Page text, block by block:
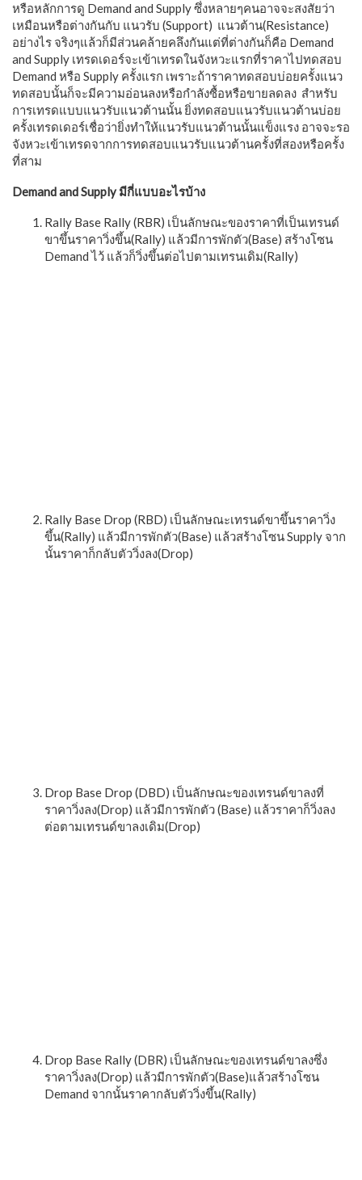
หรือหลักการดู Demand and Supply ซึ่งหลายๆคนอาจจะสงสัยว่า
เหมือนหรือต่างกันกับ แนวรับ (Support) แนวต้าน(Resistance)
อย่างไร จริงๆแล้วก็มีส่วนคล้ายคลึงกันแต่ที่ต่างกันก็คือ Demand
and Supply เทรดเดอร์จะเข้าเทรดในจังหวะแรกที่ราคาไปทดสอบ
Demand หรือ Supply ครั้งแรก เพราะถ้าราคาทดสอบบ่อยครั้งแนว
ทดสอบนั้นก็จะมีความอ่อนลงหรือกำลังซื้อหรือขายลดลง สำหรับ
การเทรดแบบแนวรับแนวต้านนั้น ยิ่งทดสอบแนวรับแนวต้านบ่อย
ครั้งเทรดเดอร์เชื่อว่ายิ่งทำให้แนวรับแนวต้านนั้นแข็งแรง อาจจะรอ
จังหวะเข้าเทรดจากการทดสอบแนวรับแนวต้านครั้งที่สองหรือครั้ง
ที่สาม
Demand and Supply มีกี่แบบอะไรบ้าง
Rally Base Rally (RBR) เป็นลักษณะของราคาที่เป็นเทรนด์
ขาขึ้นราคาวิ่งขึ้น(Rally) แล้วมีการพักตัว(Base) สร้างโซน
Demand ไว้ แล้วก็วิ่งขึ้นต่อไปตามเทรนเดิม(Rally)
Rally Base Drop (RBD) เป็นลักษณะเทรนด์ขาขึ้นราคาวิ่ง
ขึ้น(Rally) แล้วมีการพักตัว(Base) แล้วสร้างโซน Supply จาก
นั้นราคาก็กลับตัววิ่งลง(Drop)
Drop Base Drop (DBD) เป็นลักษณะของเทรนด์ขาลงที่
ราคาวิ่งลง(Drop) แล้วมีการพักตัว (Base) แล้วราคาก็วิ่งลง
ต่อตามเทรนด์ขาลงเดิม(Drop)
Drop Base Rally (DBR) เป็นลักษณะของเทรนด์ขาลงซึ่ง
ราคาวิ่งลง(Drop) แล้วมีการพักตัว(Base)แล้วสร้างโซน
Demand จากนั้นราคากลับตัววิ่งขึ้น(Rally)